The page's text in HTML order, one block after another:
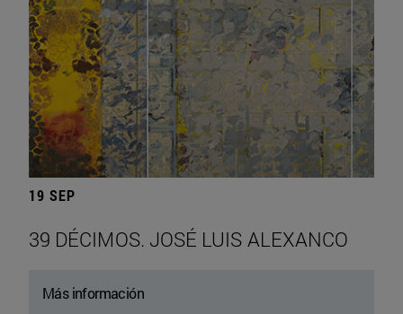
19 SEP
39 DÉCIMOS. JOSÉ LUIS ALEXANCO
Más información